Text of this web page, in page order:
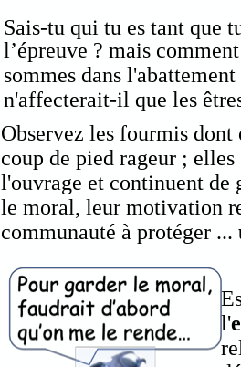
l'
Sais-tu qui tu es tant que
l’épreuve ? mais
sommes dans l'abattement
n'affecterait-il que les
Observez les fourmis
coup de pied rageur ;
l'ouvrage et continuent de
le moral, leur motivation
communauté à protéger ...